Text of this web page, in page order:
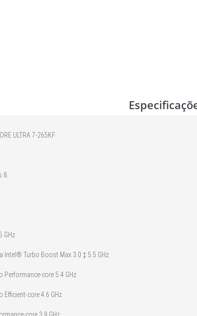
ULTRA 7-265KF
8
GHz
Intel® Turbo Boost Max 3.0 ‡ 5.5 GHz
Performance-core 5.4 GHz
Efficient-core 4.6 GHz